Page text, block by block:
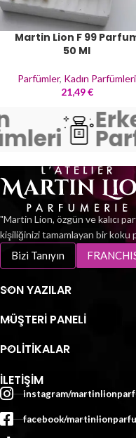
Martin Lion F 99
50 Ml
Parfümler, Kadın Parfümleri
21,49€
"Martin Lion, özgün ve kalıcı
kişiliğinizi tamamlayan bir koku
Bizi Tanıyın
SON YAZILAR
MÜŞTERI PANELI
POLİTİKALAR
İLETIŞIM
instagram/
facebook/